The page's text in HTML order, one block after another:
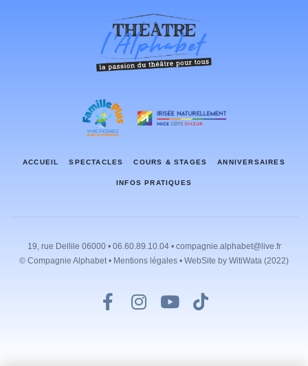
ACCUEIL SPECTACLES COURS & STAGES ANNIVERSAIRES
INFOS PRATIQUES
19, rue Dellile 06000 • 06.60.89.10.04 • compagnie.alphabet@live.fr
© Compagnie Alphabet • Mentions légales • WebSite by WitiWata (2022)